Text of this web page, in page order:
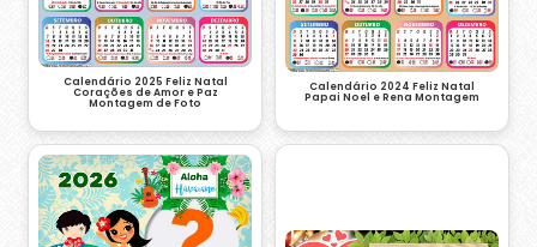
Calendário 2025 Feliz Natal
Corações de Amor e Paz
Montagem de Foto
Calendário 2024 Feliz Natal
Papai Noel e Rena Montagem